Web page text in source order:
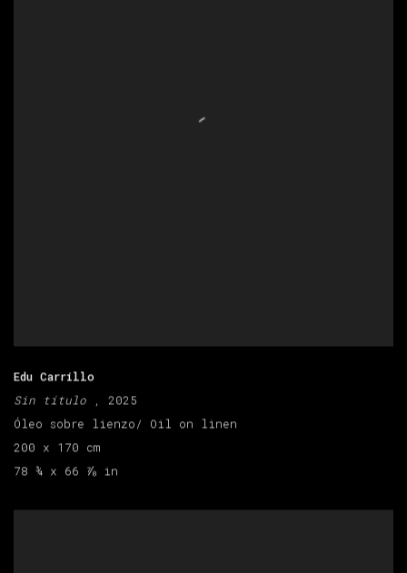
Edu Carrillo
Sin título
, 2025
Óleo sobre lienzo/ Oil on linen
200 x 170 cm
78 ¾ x 66 ⅞ in